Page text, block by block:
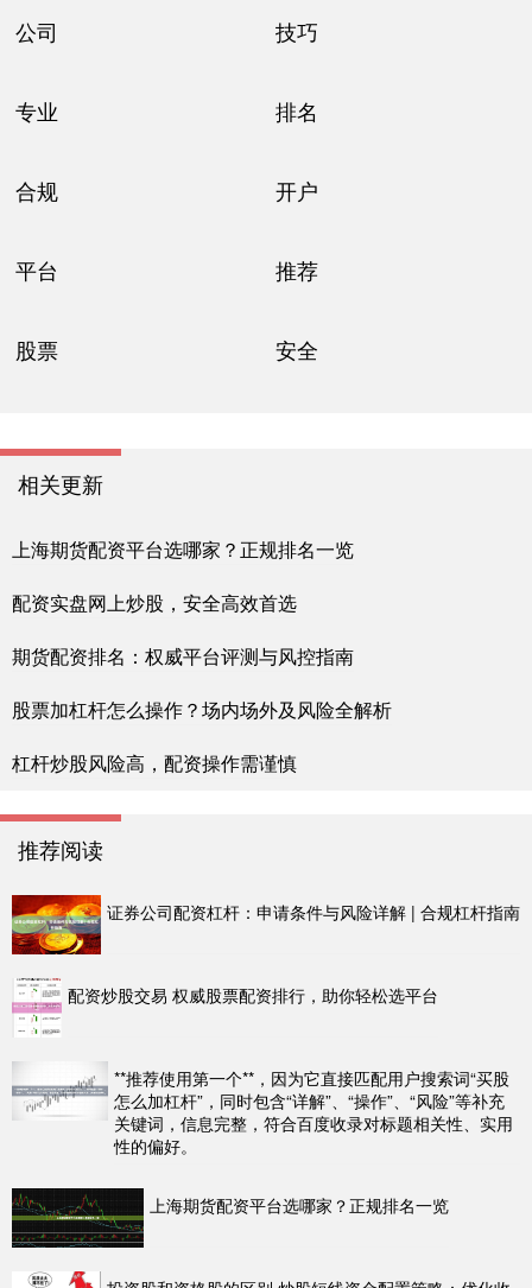
公司 技巧
专业 排名
合规 开户
平台 推荐
股票 安全
相关更新
上海期货配资平台选哪家？正规排名一览
配资实盘网上炒股，安全高效首选
期货配资排名：权威平台评测与风控指南
股票加杠杆怎么操作？场内场外及风险全解析
杠杆炒股风险高，配资操作需谨慎
推荐阅读
证券公司配资杠杆：申请条件与风险详解 | 合规杠杆指南
配资炒股交易 权威股票配资排行，助你轻松选平台
**推荐使用第一个**，因为它直接匹配用户搜索词“买股
怎么加杠杆”，同时包含“详解”、“操作”、“风险”等补充
关键词，信息完整，符合百度收录对标题相关性、实用
性的偏好。
上海期货配资平台选哪家？正规排名一览